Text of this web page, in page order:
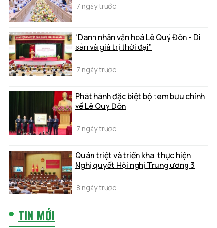
7 ngày trước
“Danh nhân văn hoá Lê Quý Đôn - Di
sản và giá trị thời đại”
7 ngày trước
Phát hành đặc biệt bộ tem bưu chính
về Lê Quý Đôn
7 ngày trước
Quán triệt và triển khai thực hiện
Nghị quyết Hội nghị Trung ương 3
8 ngày trước
TIN MỚI